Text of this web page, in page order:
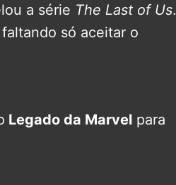
a série The Last of Us.
só aceitar o
Legado da Marvel para